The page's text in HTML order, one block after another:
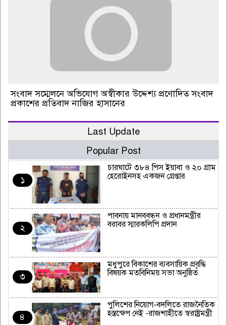
সংবাদ সম্মেলনে অভিযোগ অস্বীকার উদ্দেশ্য প্রণোদিত সংবাদ
প্রকাশের প্রতিবাদ নাজির হাসানের
Last Update
Popular Post
১
চারঘাটে ৩৮৪ পিস ইয়াবা ও ২০ গ্রাম
হেরোইনসহ একজন গ্রেপ্তার
২
পাবনায় মানববন্ধন ও প্রধানমন্ত্রীর
বরাবর স্মারকলিপি প্রদান
৩
মধুপুরে বিকাশের ব্যবসায়িক প্রবৃদ্ধি
বিষয়ক মতবিনিময় সভা অনুষ্ঠিত
৪
পুলিশের নিয়োগ-বদলিতে রাজনৈতিক
হস্তক্ষেপ নেই -রাজশাহীতে স্বরাষ্ট্রমন্ত্রী